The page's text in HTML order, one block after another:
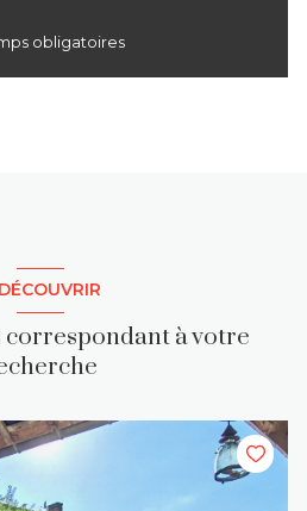
obligatoires
correspondant à votre